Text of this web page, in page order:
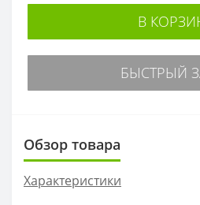
В
БЫСТРЫЙ
Обзор товара
Характеристики